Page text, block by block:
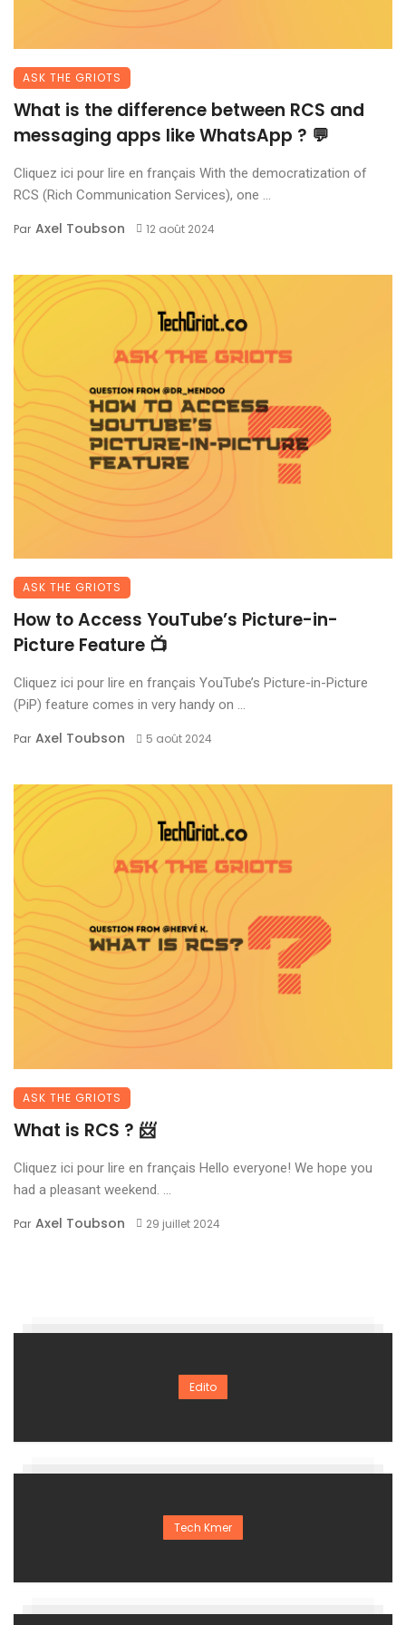
ASK THE GRIOTS
What is the difference between RCS and
messaging apps like WhatsApp ? 💬
Cliquez ici pour lire en français With the democratization of
RCS (Rich Communication Services), one ...
Par Axel Toubson 12 août 2024
ASK THE GRIOTS
How to Access YouTube’s Picture-in-
Picture Feature 📺
Cliquez ici pour lire en français YouTube’s Picture-in-Picture
(PiP) feature comes in very handy on ...
Par Axel Toubson 5 août 2024
ASK THE GRIOTS
What is RCS ? 📨
Cliquez ici pour lire en français Hello everyone! We hope you
had a pleasant weekend. ...
Par Axel Toubson 29 juillet 2024
Edito
Tech Kmer